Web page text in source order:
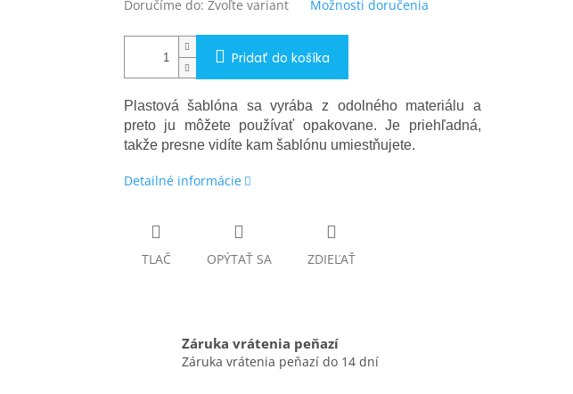
Doručíme do: Zvoľte variant Možnosti doručenia
Pridať do košíka
Plastová šablóna sa vyrába z odolného materiálu a
preto ju môžete používať opakovane. Je priehľadná,
takže presne vidíte kam šablónu umiestňujete.
Detailné informácie
TLAČ OPÝTAŤ SA ZDIEĽAŤ
Záruka vrátenia peňazí
Záruka vrátenia peňazí do 14 dní